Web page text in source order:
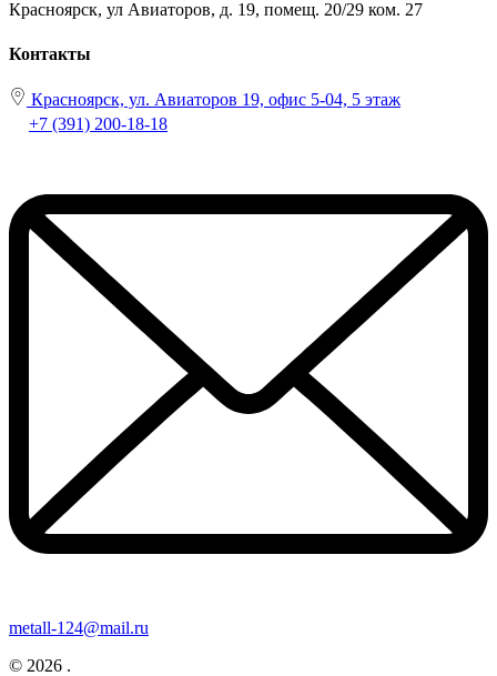
Красноярск, ул Авиаторов, д. 19, помещ. 20/29 ком. 27
Контакты
Красноярск, ул. Авиаторов 19, офис 5-04, 5 этаж
+7 (391) 200-18-18
metall-124@mail.ru
© 2026 .